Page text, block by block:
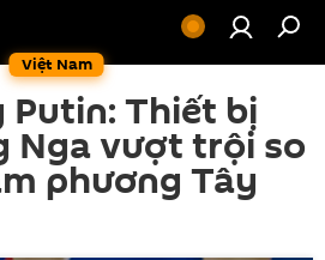
Việt Nam
Thiết bị
Nga vượt trội so
phương Tây